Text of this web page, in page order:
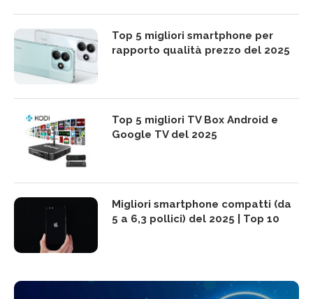
Top 5 migliori smartphone per
rapporto qualità prezzo del 2025
Top 5 migliori TV Box Android e
Google TV del 2025
Migliori smartphone compatti (da
5 a 6,3 pollici) del 2025 | Top 10